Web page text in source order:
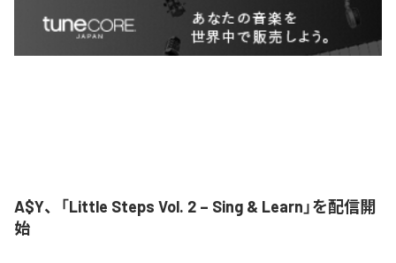
A$Y、「Little Steps Vol. 2 – Sing & Learn」を配信開
始